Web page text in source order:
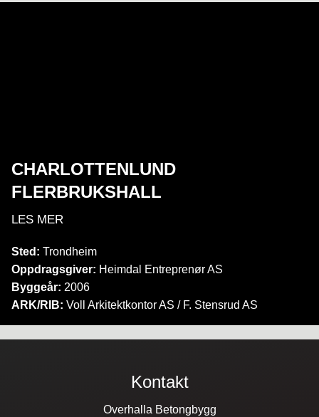
CHARLOTTENLUND
FLERBRUKSHALL
LES MER
Sted: Trondheim
Oppdragsgiver: Heimdal Entreprenør AS
Byggeår: 2006
ARK/RIB: Voll Arkitektkontor AS / F. Stensrud AS
Kontakt
Overhalla Betongbygg